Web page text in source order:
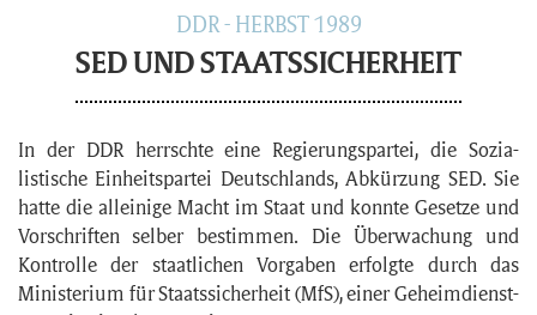
DDR - HERBST 1989
SED UND STAATSSICHERHEIT
In der DDR herrschte eine Regierungs­partei, die Sozia­
listische Einheits­partei Deutsch­lands, Abkürzung SED. Sie
hatte die alleinige Macht im Staat und konnte Gesetze und
Vor­schriften selber bestimmen. Die Über­wachung und
Kontrolle der staat­lichen Vorgaben erfolgte durch das
Ministerium für Staats­sicherheit (MfS), einer Geheim­dienst-